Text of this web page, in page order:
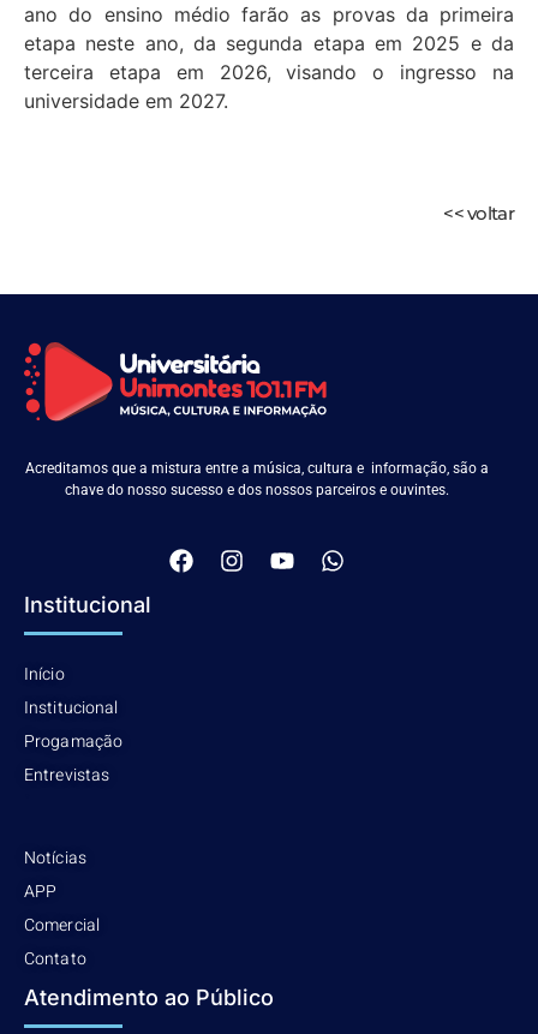
ano do ensino médio farão as provas da primeira
etapa neste ano, da segunda etapa em 2025 e da
terceira etapa em 2026, visando o ingresso na
universidade em 2027.
<< voltar
Acreditamos que a mistura entre a música, cultura e informação, são a
chave do nosso sucesso e dos nossos parceiros e ouvintes.
Institucional
Início
Institucional
Progamação
Entrevistas
.
Notícias
APP
Comercial
Contato
Atendimento ao Público